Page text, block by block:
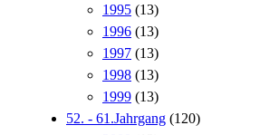
1995 (13)
1996 (13)
1997 (13)
1998 (13)
1999 (13)
52. - 61.Jahrgang (120)